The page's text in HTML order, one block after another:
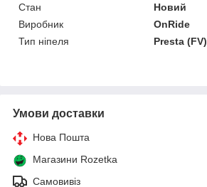
Стан
Новий
Виробник
OnRide
Тип ніпеля
Presta (FV)
Умови доставки
Нова Пошта
Магазини Rozetka
Самовивіз